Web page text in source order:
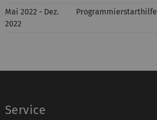
Mai 2022 - Dez.
2022
Programmierstarthilfe
Service